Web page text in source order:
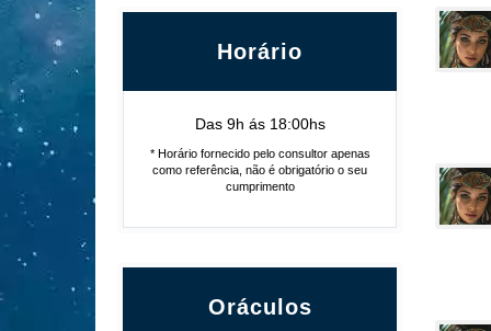
Horário
Das 9h ás 18:00hs
* Horário fornecido pelo consultor apenas
como referência, não é obrigatório o seu
cumprimento
Oráculos